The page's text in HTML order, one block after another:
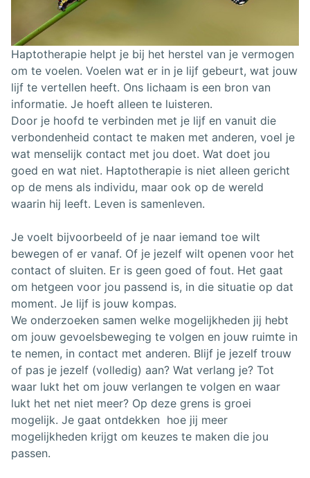
Haptotherapie helpt je bij het herstel van je vermogen
om te voelen. Voelen wat er in je lijf gebeurt, wat jouw
lijf te vertellen heeft. Ons lichaam is een bron van
informatie. Je hoeft alleen te luisteren.
Door je hoofd te verbinden met je lijf en vanuit die
verbondenheid contact te maken met anderen, voel je
wat menselijk contact met jou doet. Wat doet jou
goed en wat niet. Haptotherapie is niet alleen gericht
op de mens als individu, maar ook op de wereld
waarin hij leeft. Leven is samenleven.
Je voelt bijvoorbeeld of je naar iemand toe wilt
bewegen of er vanaf. Of je jezelf wilt openen voor het
contact of sluiten. Er is geen goed of fout. Het gaat
om hetgeen voor jou passend is, in die situatie op dat
moment. Je lijf is jouw kompas.
We onderzoeken samen welke mogelijkheden jij hebt
om jouw gevoelsbeweging te volgen en jouw ruimte in
te nemen, in contact met anderen. Blijf je jezelf trouw
of pas je jezelf (volledig) aan? Wat verlang je? Tot
waar lukt het om jouw verlangen te volgen en waar
lukt het net niet meer? Op deze grens is groei
mogelijk. Je gaat ontdekken hoe jij meer
mogelijkheden krijgt om keuzes te maken die jou
passen.